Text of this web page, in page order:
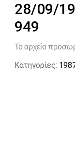
28/09/
949
Το αρχείο
Κατηγορίες: